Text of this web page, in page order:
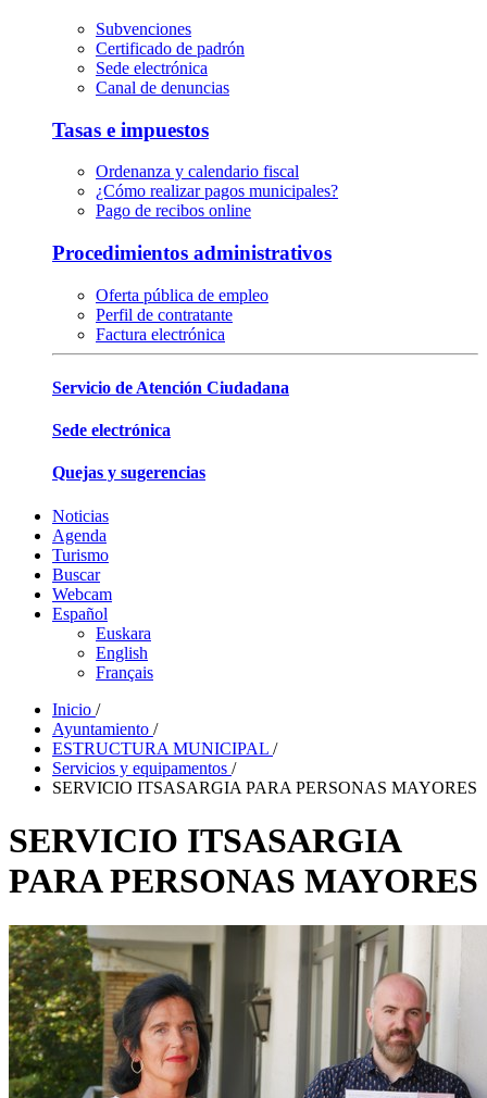
Subvenciones
Certificado de padrón
Sede electrónica
Canal de denuncias
Tasas e impuestos
Ordenanza y calendario fiscal
¿Cómo realizar pagos municipales?
Pago de recibos online
Procedimientos administrativos
Oferta pública de empleo
Perfil de contratante
Factura electrónica
Servicio de Atención Ciudadana
Sede electrónica
Quejas y sugerencias
Noticias
Agenda
Turismo
Buscar
Webcam
Español
Euskara
English
Français
Inicio /
Ayuntamiento /
ESTRUCTURA MUNICIPAL /
Servicios y equipamentos /
SERVICIO ITSASARGIA PARA PERSONAS MAYORES
SERVICIO ITSASARGIA
PARA PERSONAS MAYORES